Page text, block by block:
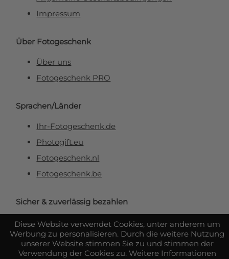
Diese Website verwendet Cookies, unter anderem um
Werbung zu personalisieren. Durch die weitere Nutzung
unserer Website stimmen Sie zu und stimmen der
Verwendung der Cookies zu. Weitere Informationen
Impressum
Über Fotogeschenk
Über uns
Fotogeschenk PRO
Sprachen/Länder
Ihr-Fotogeschenk.de
Photogift.eu
Fotogeschenk.nl
Fotogeschenk.be
Sicher & zuverlässig bezahlen